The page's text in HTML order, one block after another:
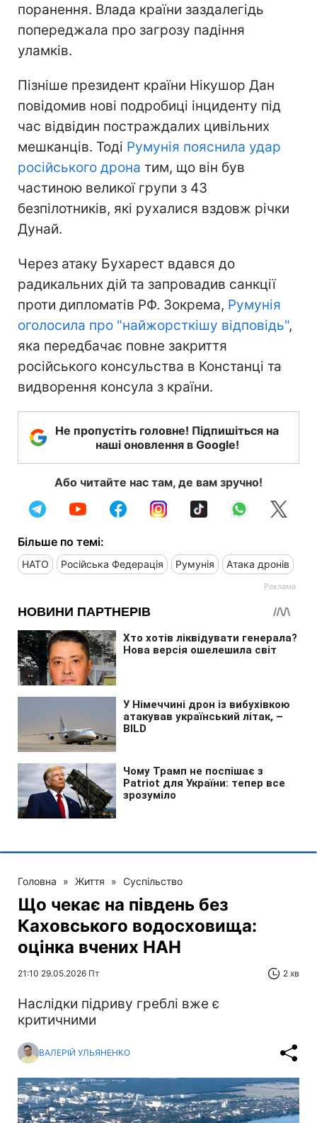
поранення. Влада країни заздалегідь
попереджала про загрозу падіння
уламків.
Пізніше президент країни Нікушор Дан
повідомив нові подробиці інциденту під
час відвідин постраждалих цивільних
мешканців. Тоді Румунія пояснила удар
російського дрона тим, що він був
частиною великої групи з 43
безпілотників, які рухалися вздовж річки
Дунай.
Через атаку Бухарест вдався до
радикальних дій та запровадив санкції
проти дипломатів РФ. Зокрема, Румунія
оголосила про "найжорсткішу відповідь",
яка передбачає повне закриття
російського консульства в Констанці та
видворення консула з країни.
Не пропустіть головне! Підпишіться на
наші оновлення в Google!
Або читайте нас там, де вам зручно!
Більше по темі:
НАТО Російська Федерація Румунія Атака дронів
Головна » Життя » Суспільство
Що чекає на південь без
Каховського водосховища:
оцінка вчених НАН
21:10 29.05.2026 Пт 2 хв
Наслідки підриву греблі вже є
критичними
ВАЛЕРІЙ УЛЬЯНЕНКО